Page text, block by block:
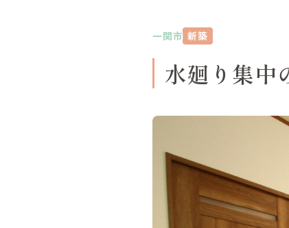
一関市 新築
水廻り集中